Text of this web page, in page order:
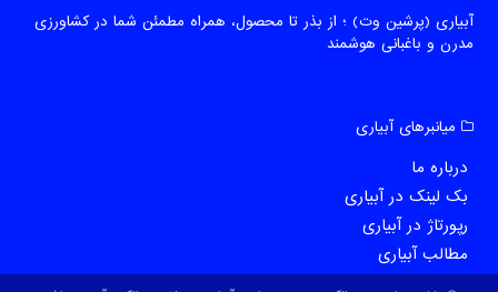
آبیاری (پرشین وت) ؛ از بذر تا محصول، همراه مطمئن شما در کشاورزی
مدرن و باغبانی هوشمند
میانبرهای آبیاری
درباره ما
بک لینک در آبیاری
رپورتاژ در آبیاری
مطالب آبیاری